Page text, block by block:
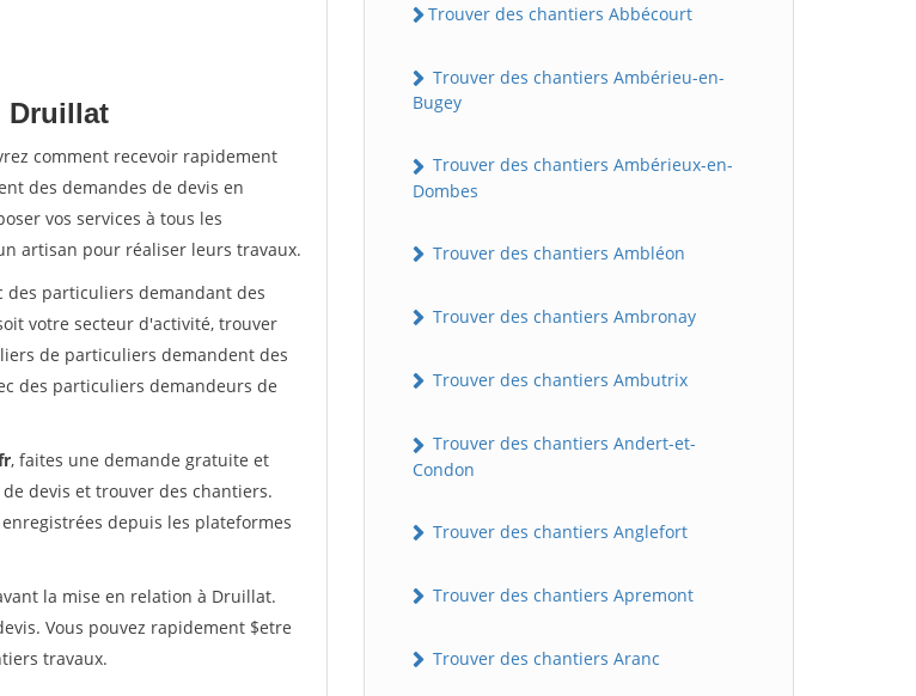
Druillat
comment recevoir rapidement
des demandes de devis en
vos services à tous les
artisan pour réaliser leurs travaux.
des particuliers demandant des
votre secteur d'activité, trouver
de particuliers demandent des
des particuliers demandeurs de
, faites une demande gratuite et
devis et trouver des chantiers.
depuis les plateformes
la mise en relation à Druillat.
Vous pouvez rapidement $etre
travaux.
Trouver des chantiers Abbécourt
Trouver des chantiers Ambérieu-en-
Bugey
Trouver des chantiers Ambérieux-en-
Dombes
Trouver des chantiers Ambléon
Trouver des chantiers Ambronay
Trouver des chantiers Ambutrix
Trouver des chantiers Andert-et-
Condon
Trouver des chantiers Anglefort
Trouver des chantiers Apremont
Trouver des chantiers Aranc